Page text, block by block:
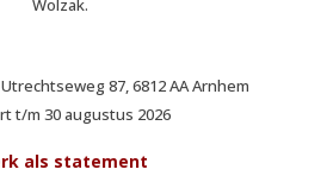
Wolzak.
87, 6812 AA Arnhem
t/m 30 augustus 2026
als statement